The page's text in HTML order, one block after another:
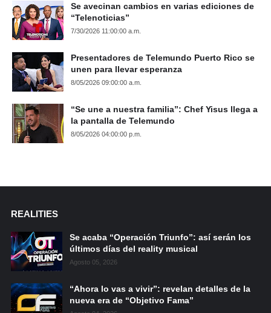
Se avecinan cambios en varias ediciones de
“Telenoticias”
7/30/2026 11:00:00 a.m.
Presentadores de Telemundo Puerto Rico se
unen para llevar esperanza
8/05/2026 09:00:00 a.m.
“Se une a nuestra familia”: Chef Yisus llega a
la pantalla de Telemundo
8/05/2026 04:00:00 p.m.
REALITIES
Se acaba “Operación Triunfo”: así serán los
últimos días del reality musical
Agosto 05, 2026
“Ahora lo vas a vivir”: revelan detalles de la
nueva era de “Objetivo Fama”